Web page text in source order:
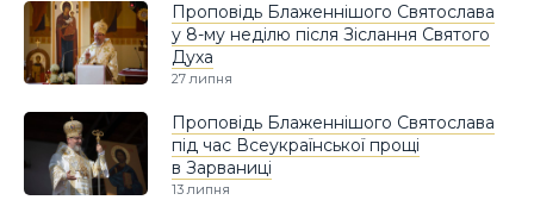
Проповідь Блаженнішого Святослава
у 8-му неділю після Зіслання Святого
Духа
27 липня
Проповідь Блаженнішого Святослава
під час Всеукраїнської прощі
в Зарваниці
13 липня